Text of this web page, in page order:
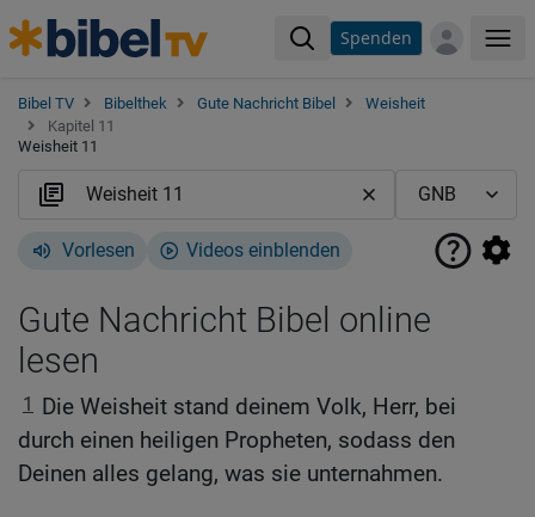
Spenden
Bibel TV Bibelthek Gute Nachricht Bibel
Weisheit
Kapitel 11
Weisheit 11
Vorlesen Videos einblenden
Gute Nachricht Bibel online
lesen
1 Die Weisheit stand deinem Volk, Herr, bei
durch einen heiligen Propheten, sodass den
Deinen alles gelang, was sie unternahmen.